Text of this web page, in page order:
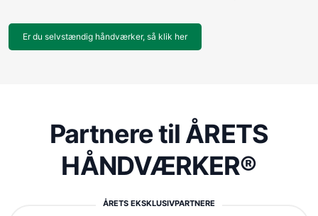
Er du selvstændig håndværker, så klik her
Partnere til ÅRETS
HÅNDVÆRKER®
ÅRETS EKSKLUSIVPARTNERE